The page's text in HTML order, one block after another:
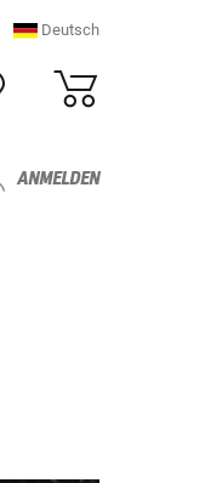
Deutsch
ANMELDEN